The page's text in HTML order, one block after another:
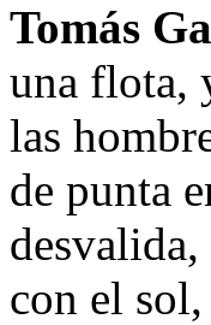
Tomás
una flota,
las
de punta
con el